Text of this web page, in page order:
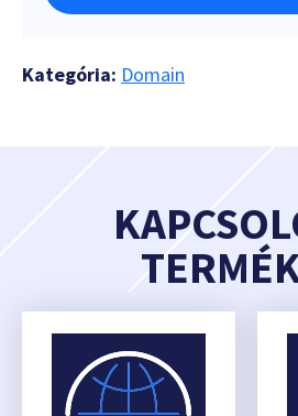
Kategória: Domain